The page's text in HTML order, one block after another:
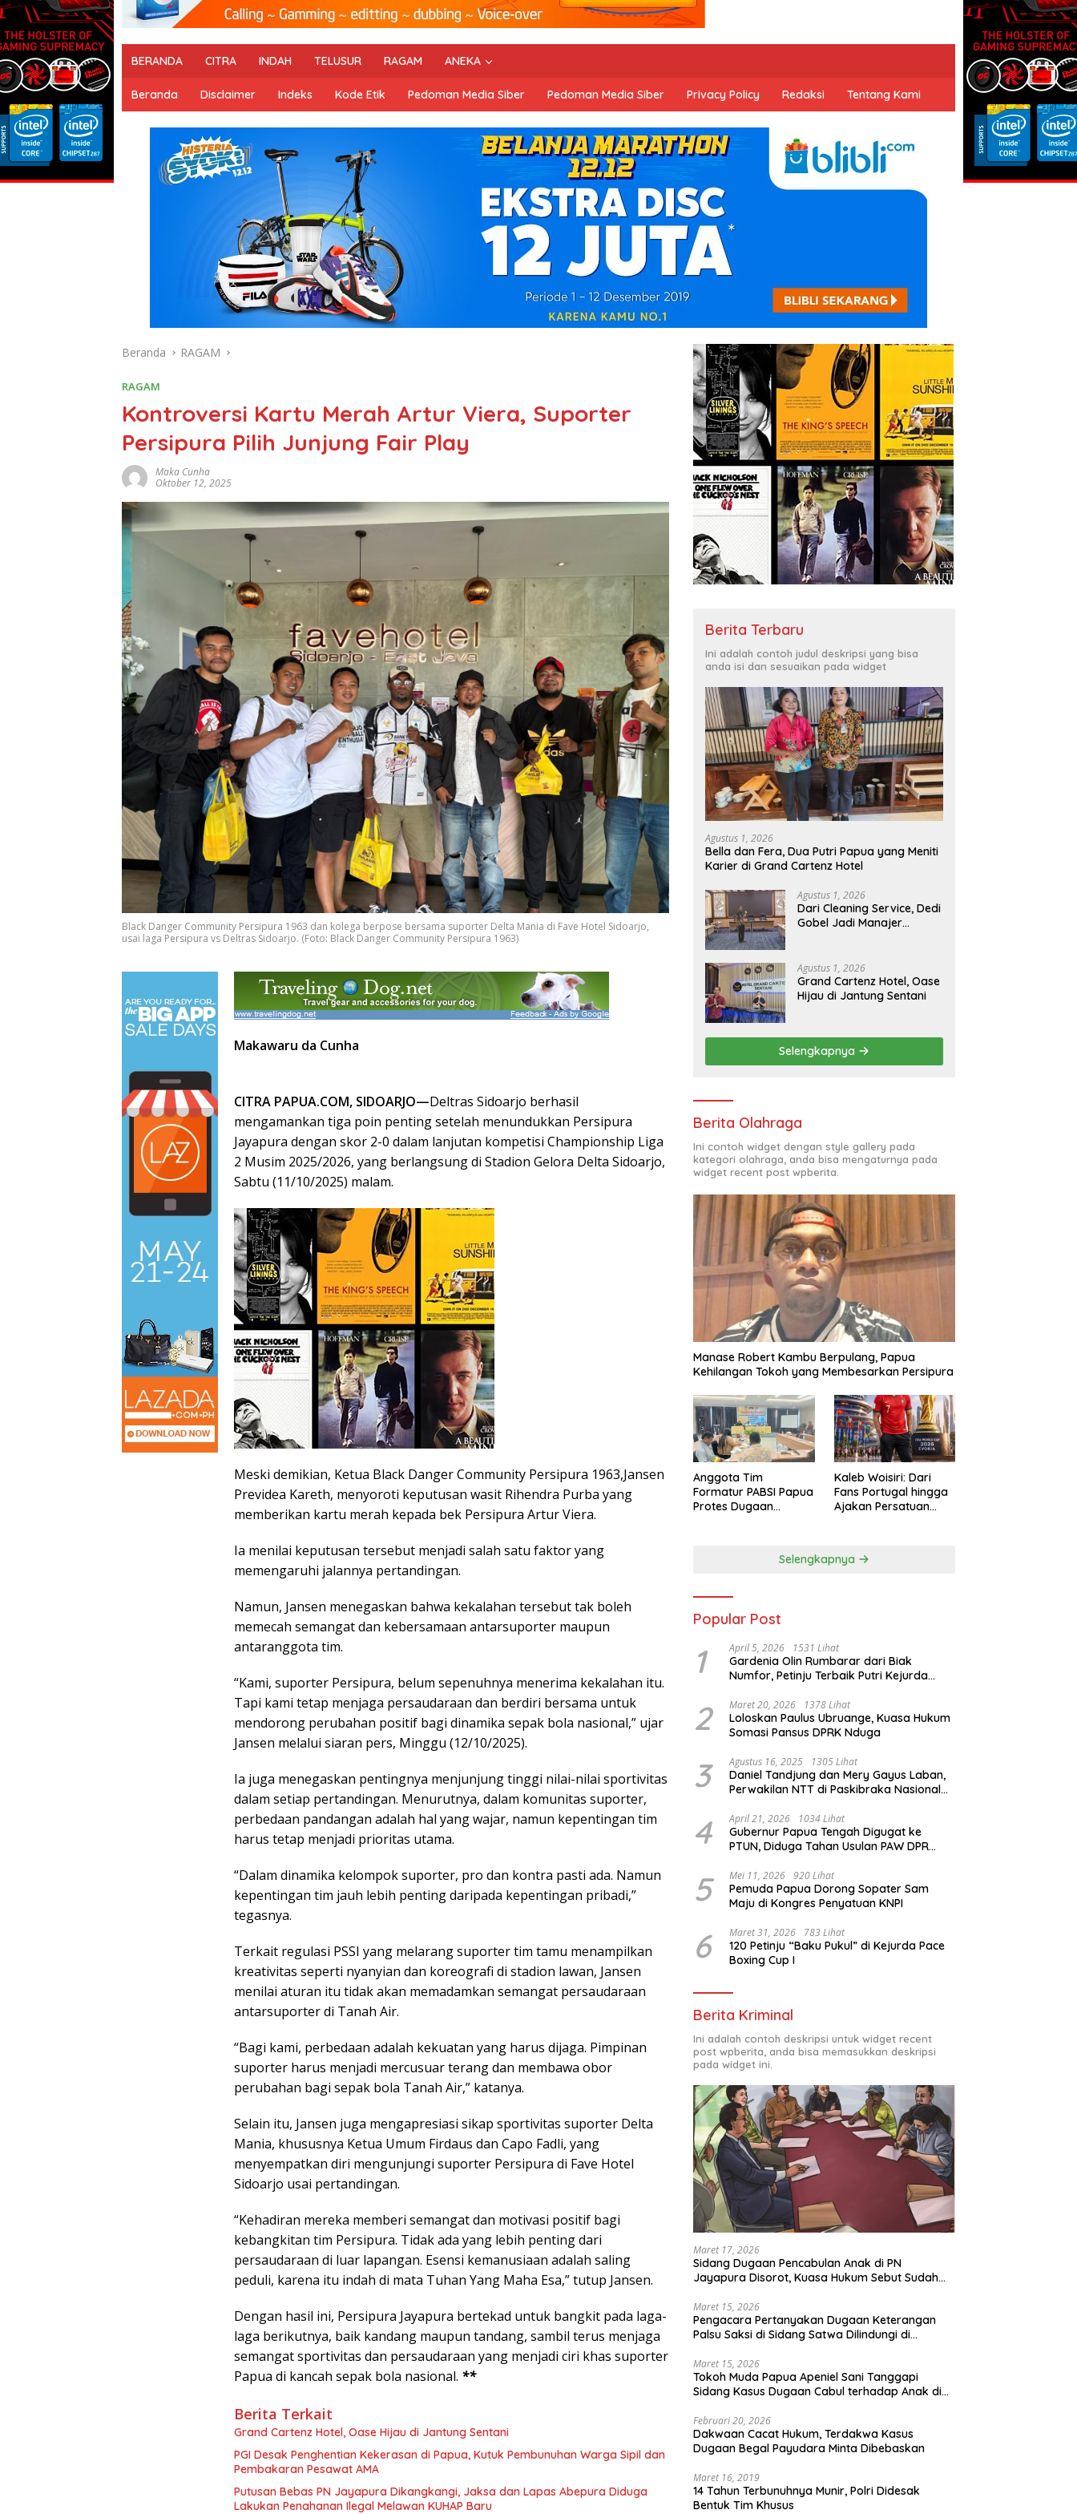
BERANDA CITRA INDAH TELUSUR RAGAM ANEKA
Beranda Disclaimer Indeks Kode Etik Pedoman Media Siber Pedoman Media Siber Privacy Policy Redaksi Tentang Kami
Beranda RAGAM
RAGAM
Kontroversi Kartu Merah Artur Viera, Suporter
Persipura Pilih Junjung Fair Play
Maka Cunha
Oktober 12, 2025
Black Danger Community Persipura 1963 dan kolega berpose bersama suporter Delta Mania di Fave Hotel Sidoarjo,
usai laga Persipura vs Deltras Sidoarjo. (Foto: Black Danger Community Persipura 1963)
Makawaru da Cunha
CITRA PAPUA.COM, SIDOARJO—Deltras Sidoarjo berhasil
mengamankan tiga poin penting setelah menundukkan Persipura
Jayapura dengan skor 2-0 dalam lanjutan kompetisi Championship Liga
2 Musim 2025/2026, yang berlangsung di Stadion Gelora Delta Sidoarjo,
Sabtu (11/10/2025) malam.
Meski demikian, Ketua Black Danger Community Persipura 1963,Jansen
Previdea Kareth, menyoroti keputusan wasit Rihendra Purba yang
memberikan kartu merah kepada bek Persipura Artur Viera.
Ia menilai keputusan tersebut menjadi salah satu faktor yang
memengaruhi jalannya pertandingan.
Namun, Jansen menegaskan bahwa kekalahan tersebut tak boleh
memecah semangat dan kebersamaan antarsuporter maupun
antaranggota tim.
“Kami, suporter Persipura, belum sepenuhnya menerima kekalahan itu.
Tapi kami tetap menjaga persaudaraan dan berdiri bersama untuk
mendorong perubahan positif bagi dinamika sepak bola nasional,” ujar
Jansen melalui siaran pers, Minggu (12/10/2025).
Ia juga menegaskan pentingnya menjunjung tinggi nilai-nilai sportivitas
dalam setiap pertandingan. Menurutnya, dalam komunitas suporter,
perbedaan pandangan adalah hal yang wajar, namun kepentingan tim
harus tetap menjadi prioritas utama.
“Dalam dinamika kelompok suporter, pro dan kontra pasti ada. Namun
kepentingan tim jauh lebih penting daripada kepentingan pribadi,”
tegasnya.
Terkait regulasi PSSI yang melarang suporter tim tamu menampilkan
kreativitas seperti nyanyian dan koreografi di stadion lawan, Jansen
menilai aturan itu tidak akan memadamkan semangat persaudaraan
antarsuporter di Tanah Air.
“Bagi kami, perbedaan adalah kekuatan yang harus dijaga. Pimpinan
suporter harus menjadi mercusuar terang dan membawa obor
perubahan bagi sepak bola Tanah Air,” katanya.
Selain itu, Jansen juga mengapresiasi sikap sportivitas suporter Delta
Mania, khususnya Ketua Umum Firdaus dan Capo Fadli, yang
menyempatkan diri mengunjungi suporter Persipura di Fave Hotel
Sidoarjo usai pertandingan.
“Kehadiran mereka memberi semangat dan motivasi positif bagi
kebangkitan tim Persipura. Tidak ada yang lebih penting dari
persaudaraan di luar lapangan. Esensi kemanusiaan adalah saling
peduli, karena itu indah di mata Tuhan Yang Maha Esa,” tutup Jansen.
Dengan hasil ini, Persipura Jayapura bertekad untuk bangkit pada laga-
laga berikutnya, baik kandang maupun tandang, sambil terus menjaga
semangat sportivitas dan persaudaraan yang menjadi ciri khas suporter
Papua di kancah sepak bola nasional. **
Berita Terkait
Grand Cartenz Hotel, Oase Hijau di Jantung Sentani
PGI Desak Penghentian Kekerasan di Papua, Kutuk Pembunuhan Warga Sipil dan
Pembakaran Pesawat AMA
Putusan Bebas PN Jayapura Dikangkangi, Jaksa dan Lapas Abepura Diduga
Lakukan Penahanan Ilegal Melawan KUHAP Baru
Berita Terbaru
Ini adalah contoh judul deskripsi yang bisa
anda isi dan sesuaikan pada widget
Agustus 1, 2026
Bella dan Fera, Dua Putri Papua yang Meniti
Karier di Grand Cartenz Hotel
Agustus 1, 2026
Dari Cleaning Service, Dedi
Gobel Jadi Manajer
Agustus 1, 2026
Grand Cartenz Hotel, Oase
Hijau di Jantung Sentani
Selengkapnya
Berita Olahraga
Ini contoh widget dengan style gallery pada
kategori olahraga, anda bisa mengaturnya pada
widget recent post wpberita.
Manase Robert Kambu Berpulang, Papua
Kehilangan Tokoh yang Membesarkan Persipura
Anggota Tim
Formatur PABSI Papua
Protes Dugaan
Kaleb Woisiri: Dari
Fans Portugal hingga
Ajakan Persatuan
Selengkapnya
Popular Post
1 April 5, 2026 1531 Lihat
Gardenia Olin Rumbarar dari Biak
Numfor, Petinju Terbaik Putri Kejurda
2 Maret 20, 2026 1378 Lihat
Loloskan Paulus Ubruange, Kuasa Hukum
Somasi Pansus DPRK Nduga
3 Agustus 16, 2025 1305 Lihat
Daniel Tandjung dan Mery Gayus Laban,
Perwakilan NTT di Paskibraka Nasional
4 April 21, 2026 1034 Lihat
Gubernur Papua Tengah Digugat ke
PTUN, Diduga Tahan Usulan PAW DPR
5 Mei 11, 2026 920 Lihat
Pemuda Papua Dorong Sopater Sam
Maju di Kongres Penyatuan KNPI
6 Maret 31, 2026 783 Lihat
120 Petinju “Baku Pukul” di Kejurda Pace
Boxing Cup I
Berita Kriminal
Ini adalah contoh deskripsi untuk widget recent
post wpberita, anda bisa memasukkan deskripsi
pada widget ini.
Maret 17, 2026
Sidang Dugaan Pencabulan Anak di PN
Jayapura Disorot, Kuasa Hukum Sebut Sudah
Maret 15, 2026
Pengacara Pertanyakan Dugaan Keterangan
Palsu Saksi di Sidang Satwa Dilindungi di
Maret 15, 2026
Tokoh Muda Papua Apeniel Sani Tanggapi
Sidang Kasus Dugaan Cabul terhadap Anak di
Februari 20, 2026
Dakwaan Cacat Hukum, Terdakwa Kasus
Dugaan Begal Payudara Minta Dibebaskan
Maret 16, 2019
14 Tahun Terbunuhnya Munir, Polri Didesak
Bentuk Tim Khusus